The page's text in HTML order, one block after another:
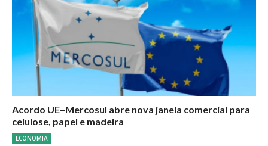
Acordo UE–Mercosul abre nova janela comercial para
celulose, papel e madeira
ECONOMIA